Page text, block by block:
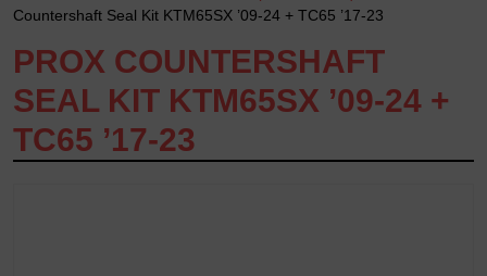
Countershaft Seal Kit KTM65SX ’09-24 + TC65 ’17-23
PROX COUNTERSHAFT
SEAL KIT KTM65SX ’09-24 +
TC65 ’17-23